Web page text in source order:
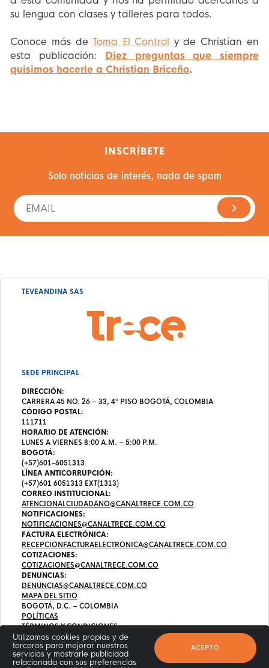
Utilizamos cookies propias y de
terceros para mejorar nuestros
servicios y mostrarle publicidad
relacionada con sus preferencias
ACEPTO
su lengua con clases y talleres para todos.
Conoce más deToma El Control y de Christian en
esta publicación: Diez preguntas que siempre
quisimos hacerle a Christian Briceño.
INSCRÍBETE
Solo noticias de interés, nada de spam
TEVEANDINA SAS
SEDE PRINCIPAL
DIRECCIÓN:
CARRERA 45 NO. 26 – 33, 4º PISO BOGOTÁ, COLOMBIA
CÓDIGO POSTAL:
111711
HORARIO DE ATENCIÓN:
LUNES A VIERNES 8:00 A.M. – 5:00 P.M.
BOGOTÁ:
(+57)601-6051313
LÍNEA ANTICORRUPCIÓN:
(+57)601 6051313 EXT(1313)
CORREO INSTITUCIONAL:
ATENCIONALCIUDADANO@CANALTRECE.COM.CO
NOTIFICACIONES:
NOTIFICACIONES@CANALTRECE.COM.CO
FACTURA ELECTRÓNICA:
RECEPCIONFACTURAELECTRONICA@CANALTRECE.COM.CO
COTIZACIONES:
COTIZACIONES@CANALTRECE.COM.CO
DENUNCIAS:
DENUNCIAS@CANALTRECE.COM.CO
MAPA DEL SITIO
BOGOTÁ, D.C. – COLOMBIA
POLÍTICAS
TÉRMINOS Y CONDICIONES